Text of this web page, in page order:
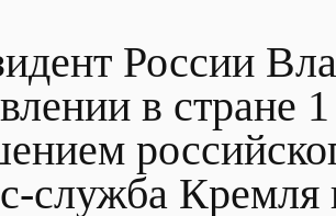
России
в стране
служба Кремля